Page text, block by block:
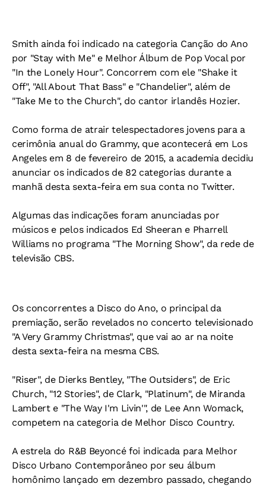
Smith ainda foi indicado na categoria Canção do Ano
por "Stay with Me" e Melhor Álbum de Pop Vocal por
"In the Lonely Hour". Concorrem com ele "Shake it
Off", "All About That Bass" e "Chandelier", além de
"Take Me to the Church", do cantor irlandês Hozier.
Como forma de atrair telespectadores jovens para a
cerimônia anual do Grammy, que acontecerá em Los
Angeles em 8 de fevereiro de 2015, a academia decidiu
anunciar os indicados de 82 categorias durante a
manhã desta sexta-feira em sua conta no Twitter.
Algumas das indicações foram anunciadas por
músicos e pelos indicados Ed Sheeran e Pharrell
Williams no programa "The Morning Show", da rede de
televisão CBS.
Os concorrentes a Disco do Ano, o principal da
premiação, serão revelados no concerto televisionado
"A Very Grammy Christmas", que vai ao ar na noite
desta sexta-feira na mesma CBS.
"Riser", de Dierks Bentley, "The Outsiders", de Eric
Church, "12 Stories", de Clark, "Platinum", de Miranda
Lambert e "The Way I'm Livin'", de Lee Ann Womack,
competem na categoria de Melhor Disco Country.
A estrela do R&B Beyoncé foi indicada para Melhor
Disco Urbano Contemporâneo por seu álbum
homônimo lançado em dezembro passado, chegando